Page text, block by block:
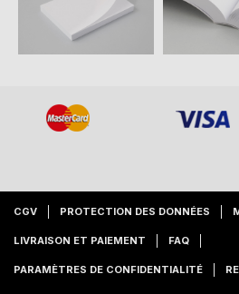
CGV PROTECTION DES DONNÉES
LIVRAISON ET PAIEMENT FAQ
PARAMÈTRES DE CONFIDENTIALITÉ